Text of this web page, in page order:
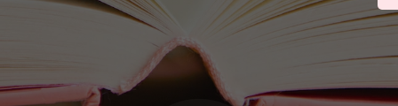
Holistisch
leven,